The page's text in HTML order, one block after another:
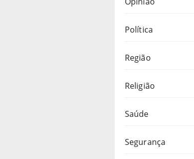
Política
Região
Religião
Saúde
Segurança